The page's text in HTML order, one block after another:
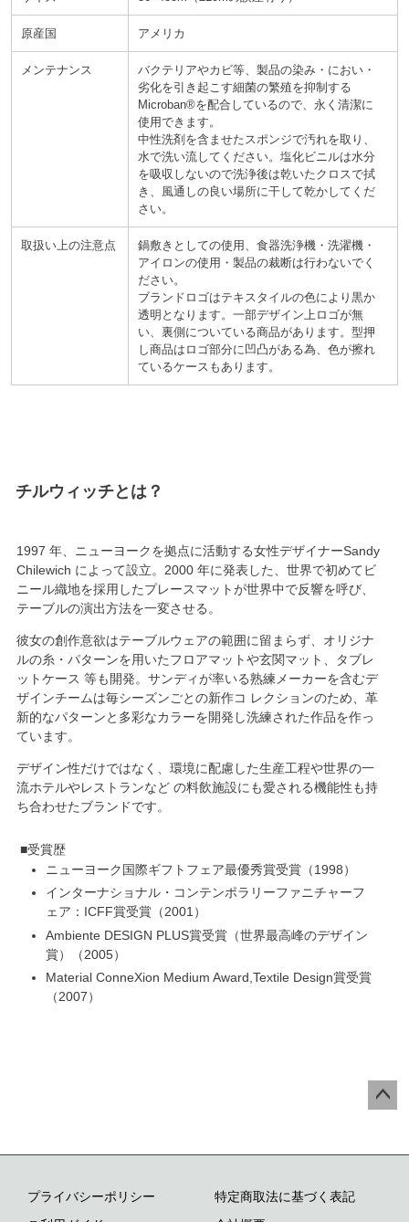
原産国 アメリカ
メンテナンス
バクテリアやカビ等、製品の染み・におい・
劣化を引き起こす細菌の繁殖を抑制する
Microban®を配合しているので、永く清潔に
使用できます。
中性洗剤を含ませたスポンジで汚れを取り、
水で洗い流してください。塩化ビニルは水分
を吸収しないので洗浄後は乾いたクロスで拭
き、風通しの良い場所に干して乾かしてくだ
さい。
取扱い上の注意点
鍋敷きとしての使用、食器洗浄機・洗濯機・
アイロンの使用・製品の裁断は行わないでく
ださい。
ブランドロゴはテキスタイルの色により黒か
透明となります。一部デザイン上ロゴが無
い、裏側についている商品があります。型押
し商品はロゴ部分に凹凸がある為、色が擦れ
ているケースもあります。
チルウィッチ
1997 年、ニューヨークを拠点に活動する女性デザイナーSandy
Chilewich によって設立。 2000 年に発表した、 世界で初めてビ
ニール織地を採用 したプレースマットが世界中で反響を呼び、
テーブルの演出方法を一変させる。
彼女の創作意欲はテーブルウェアの範囲に留まらず、オリジナ
ルの糸・パターンを用いたフロアマットや玄関マット、タブレ
ットケース 等も開発。サンディが率いる熟練メーカーを含むデ
ザインチームは毎シーズンごとの新作コ レクションのため、革
新的なパターンと多彩なカラーを開発し洗練された作品を作っ
ています。
デザイン性だけではなく、 環境に配慮した生産工程や世界の一
流ホテルやレストランなど の料飲施設にも愛される機能性も持
ち合わせたブランドです。
受賞歴
ニューヨーク国際ギフトフェア最優秀賞受賞
1998
インターナショナル・コンテンポラリーファニチャーフ
ェア：ICFF賞受賞
2001
Ambiente DESIGN PLUS賞受賞（世界最高峰のデザイン
賞）
2005
Material ConneXion Medium Award,Textile Design賞受賞
2007
ップ
プライバシーポリシー
特定商取法に基づく表記